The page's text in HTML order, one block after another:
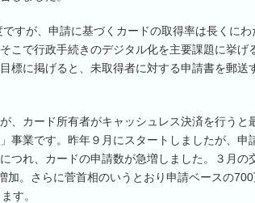
すが、申請に基づくカードの取得率は長くに
こで行政手続きのデジタル化を主要課題に挙げ
標に掲げると、未取得者に対する申請書を郵送
、カード所有者がキャッシュレス決済を行うと
事業です。昨年９月にスタートしましたが、申
つれ、カードの申請数が急増しました。３月の
加。さらに菅首相のいうとおり申請ベースの
す。